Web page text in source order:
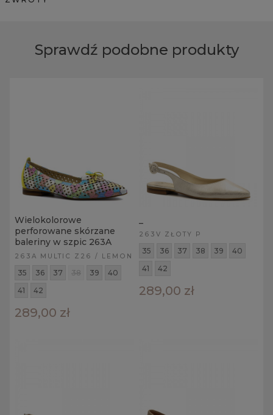
Sprawdź podobne produkty
Wielokolorowe
perforowane skórzane
baleriny w szpic 263A
263A MULTIC Z26 / LEMON
35 36 37 38 39
40
41
42
289,00 zł
263V ZŁOTY P
35 36 37 38 39
40
41
42
289,00 zł